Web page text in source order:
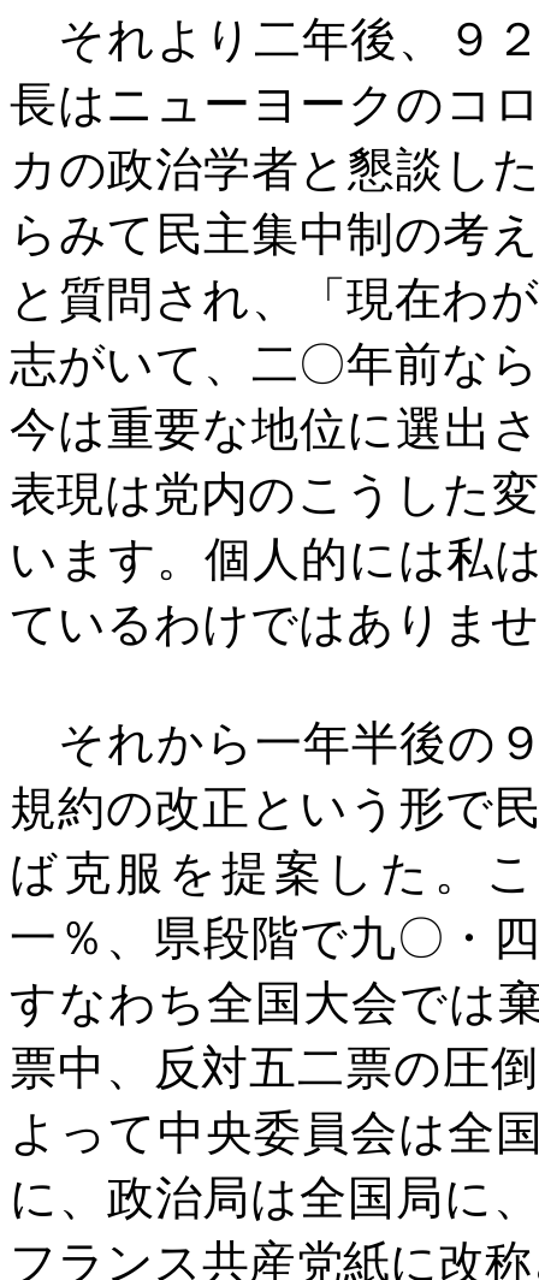
それより二年後、９
長はニューヨークのコ
カの政治学者と懇談し
らみて民主集中制の考
と質問され、「現在わ
志がいて、二〇年前な
今は重要な地位に選出
表現は党内のこうした
います。個人的には私
ているわけではありま
それから一年半後の
規約の改正という形で
ば克服を提案した。
一％、県段階で九〇・
すなわち全国大会では
票中、反対五二票の圧
よって中央委員会は全
に、政治局は全国局に
フランス共産党紙に改